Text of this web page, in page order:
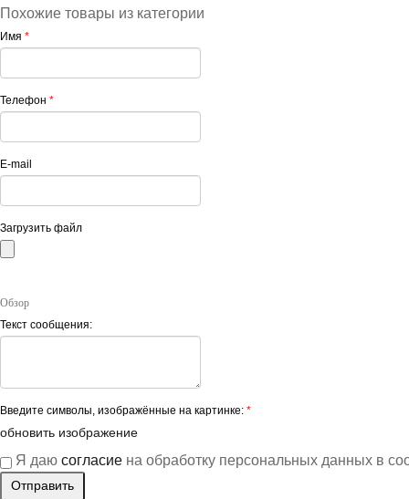
Похожие товары из категории
Имя *
Телефон *
E-mail
Загрузить файл
Обзор
Текст сообщения:
Введите символы, изображённые на картинке: *
обновить изображение
Я даю согласие на обработку персональных данных в